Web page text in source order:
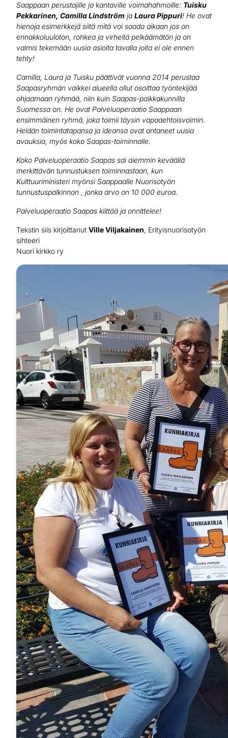
Saappaan perustajille ja kantaville voimahahmoille: Tuisku
Pekkarinen, Camilla Lindström ja Laura Pippuri! He ovat
hienoja esimerkkejä siitä mitä voi saada aikaan jos on
ennakkoluuloton, rohkea ja virheitä pelkäämätön ja on
valmis tekemään uusia asioita tavalla joita ei ole ennen
tehty!
Camilla, Laura ja Tuisku päättivät vuonna 2014 perustaa
Saapasryhmän vaikkei alueella ollut osoittaa työntekijää
ohjaamaan ryhmää, niin kuin Saapas-paikkakunnilla
Suomessa on. He ovat Palveluoperaatio Saappaan
ensimmäinen ryhmä, joka toimii täysin vapaaehtoisvoimin.
Heidän toimintatapansa ja ideansa ovat antaneet uusia
avauksia, myös koko Saapas-toiminnalle.
Koko Palveluoperaatio Saapas sai aiemmin keväällä
merkittävän tunnustuksen toiminnastaan, kun
Kulttuuriministeri myönsi Saappaalle Nuorisotyön
tunnustuspalkinnon , jonka arvo on 10 000 euroa.
Palveluoperaatio Saapas kiittää ja onnittelee!
Tekstin siis kirjoittanut Ville Viljakainen, Erityisnuorisotyön
sihteeri
Nuori kirkko ry